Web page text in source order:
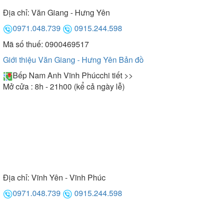
Địa chỉ: Văn Giang - Hưng Yên
0971.048.739
0915.244.598
Mã số thuế: 0900469517
Giới thiệu Văn Giang - Hưng Yên Bản đồ
Bếp Nam Anh Vĩnh Phúcchi tiết >>
Mở cửa : 8h - 21h00 (kể cả ngày lễ)
Địa chỉ: Vĩnh Yên - Vĩnh Phúc
0971.048.739
0915.244.598